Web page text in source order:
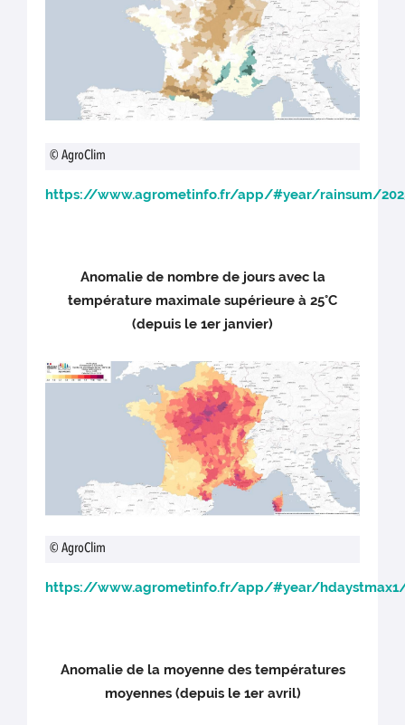
© AgroClim
https://www.agrometinfo.fr/app/#year/rainsum/
Anomalie de nombre de jours avec la
température maximale supérieure à 25°C
(depuis le 1er janvier)
© AgroClim
https://www.agrometinfo.fr/app/#year/
Anomalie de la moyenne des températures
moyennes (depuis le 1er avril)